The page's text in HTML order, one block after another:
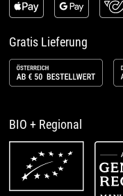
Gratis Lieferung
BIO + Regional